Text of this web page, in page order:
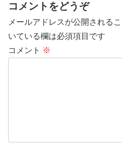
コメントをどうぞ
メールアドレスが公開される
いている欄は必須項目です
コメント ※